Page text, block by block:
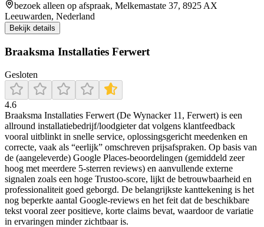
bezoek alleen op afspraak, Melkemastate 37, 8925 AX
Leeuwarden, Nederland
Bekijk details
Braaksma Installaties Ferwert
Gesloten
4.6
Braaksma Installaties Ferwert (De Wynacker 11, Ferwert) is een
allround installatiebedrijf/loodgieter dat volgens klantfeedback
vooral uitblinkt in snelle service, oplossingsgericht meedenken en
correcte, vaak als “eerlijk” omschreven prijsafspraken. Op basis van
de (aangeleverde) Google Places-beoordelingen (gemiddeld zeer
hoog met meerdere 5-sterren reviews) en aanvullende externe
signalen zoals een hoge Trustoo-score, lijkt de betrouwbaarheid en
professionaliteit goed geborgd. De belangrijkste kanttekening is het
nog beperkte aantal Google-reviews en het feit dat de beschikbare
tekst vooral zeer positieve, korte claims bevat, waardoor de variatie
in ervaringen minder zichtbaar is.